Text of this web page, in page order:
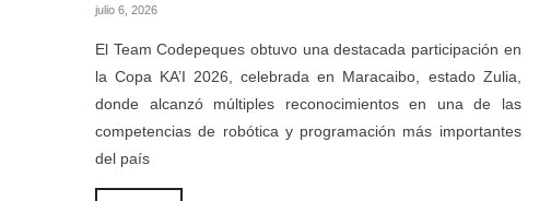
julio 6, 2026
El Team Codepeques obtuvo una destacada participación en
la Copa KA’I 2026, celebrada en Maracaibo, estado Zulia,
donde alcanzó múltiples reconocimientos en una de las
competencias de robótica y programación más importantes
del país